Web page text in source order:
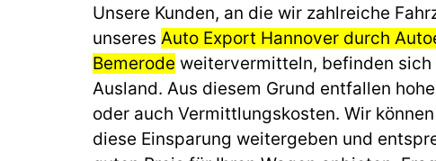
Unsere Kunden, an die wir zahlreiche
unseres Auto Export Hannover durch
Bemerode weitervermitteln, befinden sich
Ausland. Aus diesem Grund entfallen
oder auch Vermittlungskosten. Wir
diese Einsparung weitergeben und